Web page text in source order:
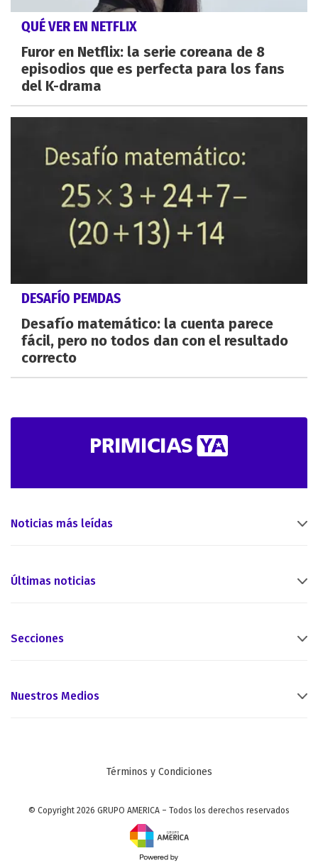
QUÉ VER EN NETFLIX
Furor en Netflix: la serie coreana de 8
episodios que es perfecta para los fans
del K-drama
DESAFÍO PEMDAS
Desafío matemático: la cuenta parece
fácil, pero no todos dan con el resultado
correcto
Noticias más leídas
Últimas noticias
Secciones
Nuestros Medios
Términos y Condiciones
© Copyright 2026 GRUPO AMERICA – Todos los derechos reservados